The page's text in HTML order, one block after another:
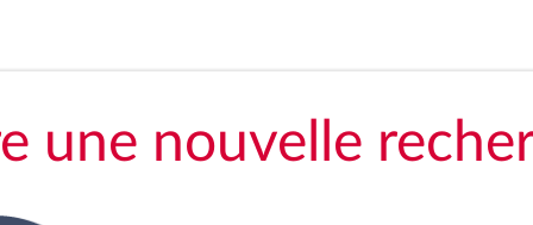
une nouvelle